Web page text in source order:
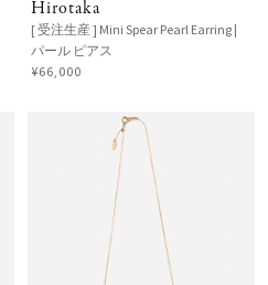
Hirotaka
[ 受注生産 ] Mini Spear Pearl Earring |
パール ピアス
¥66,000